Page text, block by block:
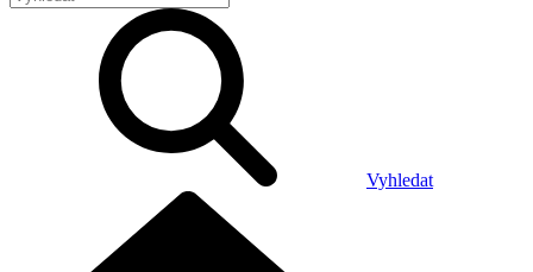
Vyhledat